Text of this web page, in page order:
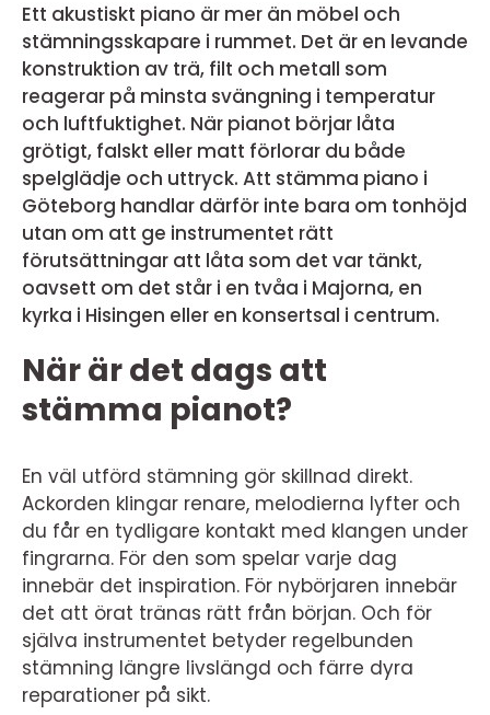
Ett akustiskt piano är mer än möbel och
stämningsskapare i rummet. Det är en levande
konstruktion av trä, filt och metall som
reagerar på minsta svängning i temperatur
och luftfuktighet. När pianot börjar låta
grötigt, falskt eller matt förlorar du både
spelglädje och uttryck. Att stämma piano i
Göteborg handlar därför inte bara om tonhöjd
utan om att ge instrumentet rätt
förutsättningar att låta som det var tänkt,
oavsett om det står i en tvåa i Majorna, en
kyrka i Hisingen eller en konsertsal i centrum.
När är det dags att
stämma pianot?
En väl utförd stämning gör skillnad direkt.
Ackorden klingar renare, melodierna lyfter och
du får en tydligare kontakt med klangen under
fingrarna. För den som spelar varje dag
innebär det inspiration. För nybörjaren innebär
det att örat tränas rätt från början. Och för
själva instrumentet betyder regelbunden
stämning längre livslängd och färre dyra
reparationer på sikt.